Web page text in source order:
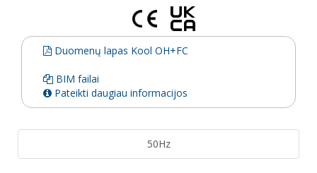
Duomenų lapas Kool OH+FC
BIM failai
Pateikti daugiau informacijos
50Hz